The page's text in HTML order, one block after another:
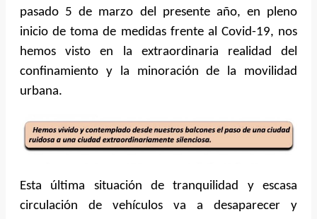
pasado 5 de marzo del presente año, en pleno
inicio de toma de medidas frente al Covid-19, nos
hemos visto en la extraordinaria realidad del
confinamiento y la minoración de la movilidad
urbana.
Esta última situación de tranquilidad y escasa
circulación de vehículos va a desaparecer y